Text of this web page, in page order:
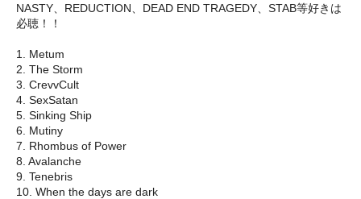
NASTY、REDUCTION、DEAD END TRAGEDY、STAB等好きは
必聴！！
1. Metum
2. The Storm
3. CrevvCult
4. SexSatan
5. Sinking Ship
6. Mutiny
7. Rhombus of Power
8. Avalanche
9. Tenebris
10. When the days are dark